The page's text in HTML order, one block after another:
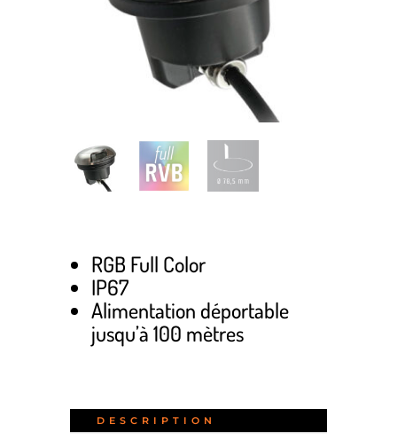
RGB Full Color
IP67
Alimentation déportable
jusqu’à 100 mètres
DESCRIPTION